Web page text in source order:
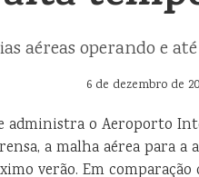
aéreas operando e
6 de dezembro de
administra o Aeroporto
a malha aérea para a
verão. Em